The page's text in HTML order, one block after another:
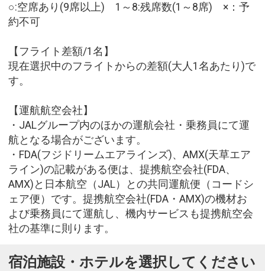
○:空席あり(9席以上) 1～8:残席数(1～8席) ×：予
約不可
【フライト差額/1名】
現在選択中のフライトからの差額(大人1名あたり)で
す。
【運航航空会社】
・JALグループ内のほかの運航会社・乗務員にて運
航となる場合がございます。
・FDA(フジドリームエアラインズ)、AMX(天草エア
ライン)の記載がある便は、提携航空会社(FDA、
AMX)と日本航空（JAL）との共同運航便（コードシ
ェア便）です。提携航空会社(FDA・AMX)の機材お
よび乗務員にて運航し、機内サービスも提携航空会
社の基準に則ります。
宿泊施設・ホテルを選択してください